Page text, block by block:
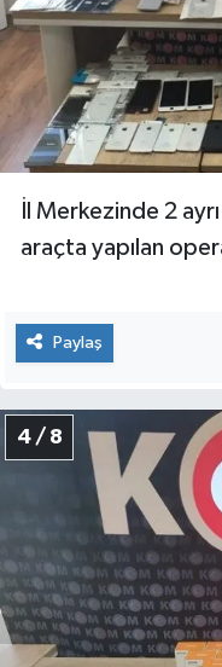
İl Merkezinde 2
araçta yapılan
Paylaş
4 / 8